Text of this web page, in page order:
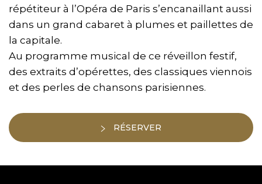
répétiteur à l’Opéra de Paris s’encanaillant aussi
dans un grand cabaret à plumes et paillettes de
la capitale.
Au programme musical de ce réveillon festif,
des extraits d’opérettes, des classiques viennois
et des perles de chansons parisiennes.
RÉSERVER